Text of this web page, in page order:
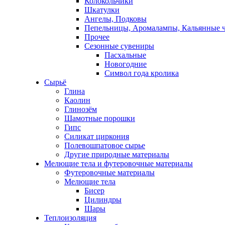
Шкатулки
Ангелы, Подковы
Пепельницы, Аромалампы, Кальянные
Прочее
Сезонные сувениры
Пасхальные
Новогодние
Символ года кролика
Сырьё
Глина
Каолин
Глинозём
Шамотные порошки
Гипс
Силикат циркония
Полевошпатовое сырье
Другие природные материалы
Мелющие тела и футеровочные материалы
Футеровочные материалы
Мелющие тела
Бисер
Цилиндры
Шары
Теплоизоляция